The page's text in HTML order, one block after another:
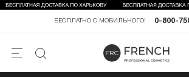
0-800-
БЕСПЛАТНО С МОБИЛЬНОГО!